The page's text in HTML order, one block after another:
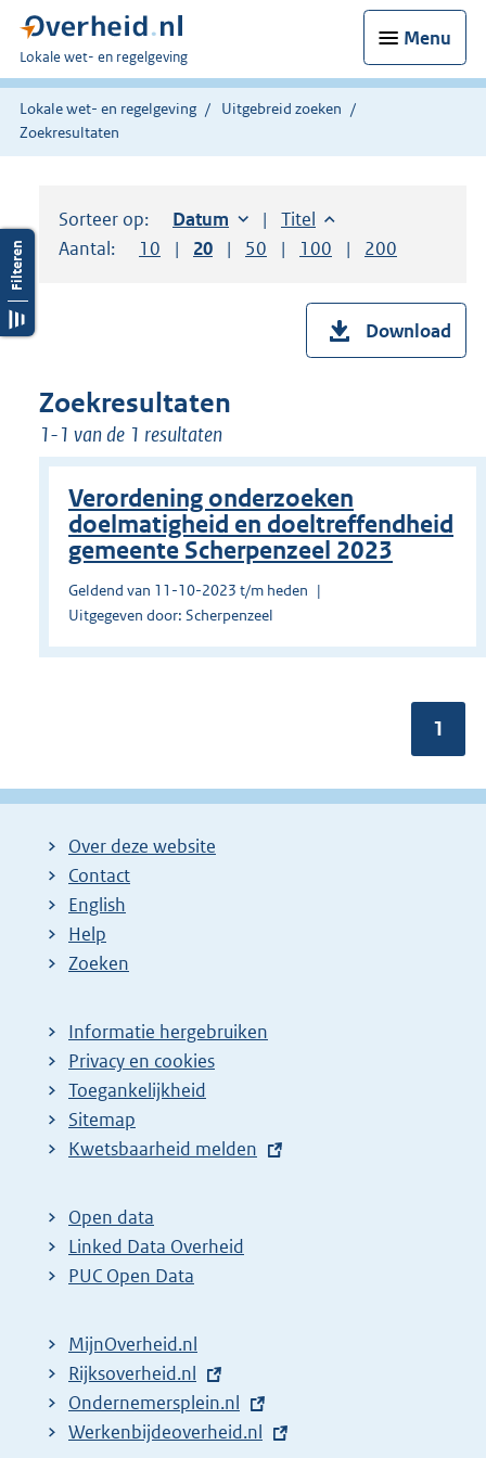
Menu
U
bent
hier:
Lokale wet- en regelgeving
Lokale wet- en regelgeving
Uitgebreid zoeken
Zoekresultaten
Sorteer op: Sorteer op:
Datum oplopendSorteer op:
Titel oplopend
Aantal:
Toon
10 resultaten per pagina
Toon
20 resultaten per pagina
Toon
50 resultaten per pagina
Toon
100 resultaten per
Toon
200
Download
Zoekresultaten
1-1 van de 1 resultaten
Verordening onderzoeken
doelmatigheid en doeltreffendheid
gemeente Scherpenzeel 2023
Geldend van 11-10-2023 t/m heden
Uitgegeven door: Scherpenzeel
1
Over deze website
Contact
English
Help
Zoeken
Informatie hergebruiken
Privacy en cookies
Toegankelijkheid
Sitemap
E
t
e
r
l
i
n
k
Kwetsbaarheid melden
Open data
Linked Data Overheid
PUC Open Data
MijnOverheid.nl
E
x
t
Rijksoverheid.nl
E
x
Ondernemersplein.nl
E
Werkenbijdeoverheid.nl